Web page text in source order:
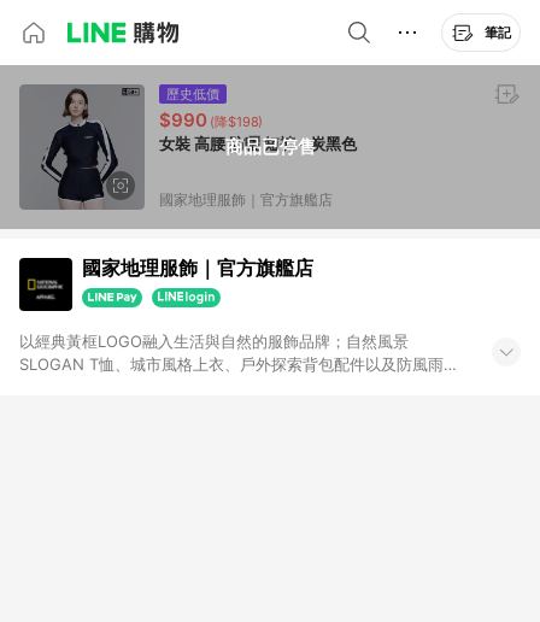
筆記
商品已停售
歷史低價
$990 (降$198)
女裝 高腰 防曬 短褲 - 炭黑色
國家地理服飾｜官方旗艦店
國家地理服飾｜官方旗艦店
以經典黃框LOGO融入生活與自然的服飾品牌；自然風景
SLOGAN T恤、城市風格上衣、戶外探索背包配件以及防風雨